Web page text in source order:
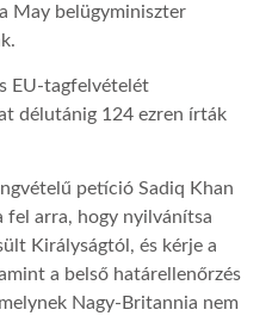
May belügyminiszter
EU-tagfelvételét
délutánig 124 ezren írták
petíció Sadiq Khan
fel arra, hogy nyilvánítsa
Királyságtól, és kérje a
a belső határellenőrzés
Nagy-Britannia nem